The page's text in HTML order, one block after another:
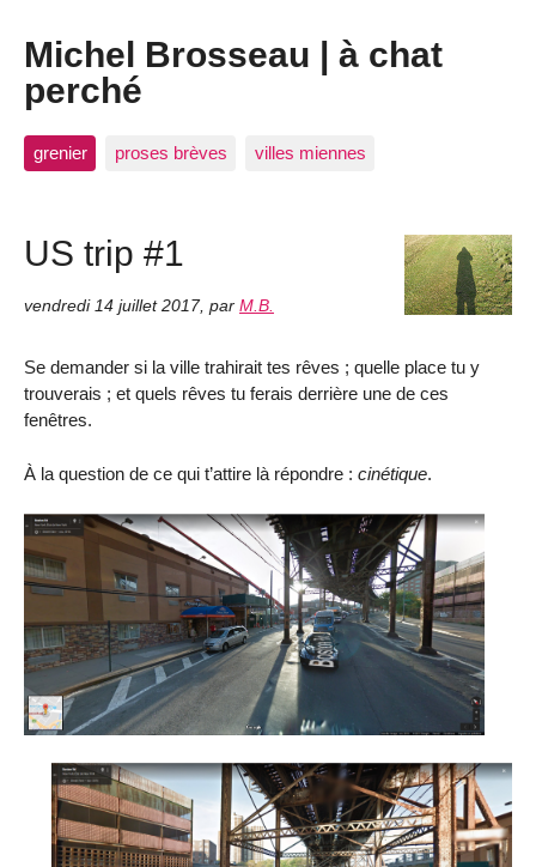
Michel Brosseau | à chat
perché
grenier proses brèves villes miennes
US trip #1
vendredi 14 juillet 2017, par M.B.
Se demander si la ville trahirait tes rêves ; quelle place tu y
trouverais ; et quels rêves tu ferais derrière une de ces
fenêtres.
À la question de ce qui t’attire là répondre : cinétique.